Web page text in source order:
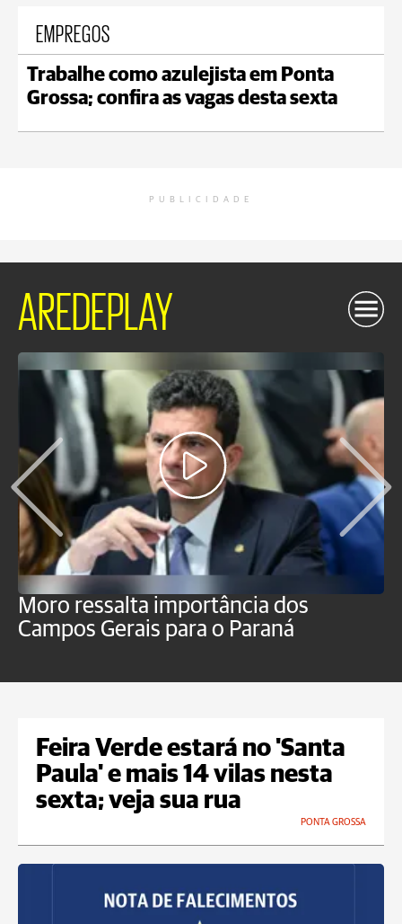
EMPREGOS
Trabalhe como azulejista em Ponta
Grossa; confira as vagas desta sexta
PUBLICIDADE
AREDEPLAY
Moro ressalta importância dos
Campos Gerais para o Paraná
Feira Verde estará no 'Santa
Paula' e mais 14 vilas nesta
sexta; veja sua rua
PONTA GROSSA